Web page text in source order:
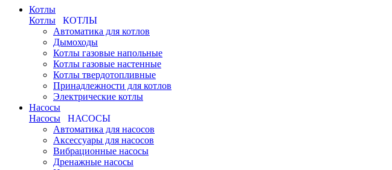
Котлы
Котлы
КОТЛЫ
Автоматика для котлов
Дымоходы
Котлы газовые напольные
Котлы газовые настенные
Котлы твердотопливные
Принадлежности для котлов
Электрические котлы
Насосы
Насосы
НАСОСЫ
Автоматика для насосов
Аксессуары для насосов
Вибрационные насосы
Дренажные насосы